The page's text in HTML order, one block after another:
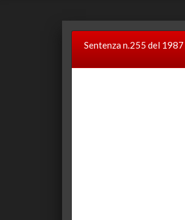
Sentenza n.255 del 1987